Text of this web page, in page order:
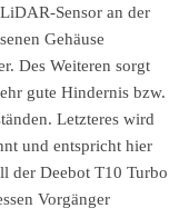
Sensor an der
Gehäuse
Des Weiteren sorgt
gute Hindernis bzw.
Letzteres wird
und entspricht hier
der Deebot T10 Turbo
Vorgänger